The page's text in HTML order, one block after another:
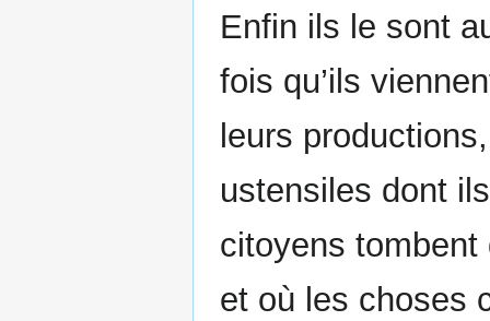
Enfin ils le sont
fois qu’ils
leurs
ustensiles dont
citoyens
et où les choses